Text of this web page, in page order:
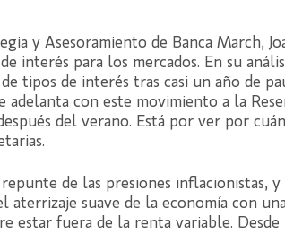
y Asesoramiento de Banca March,
interés para los mercados. En su
de tipos de interés tras casi un año de
adelanta con este movimiento a la
del verano. Está por ver por
de las presiones inflacionistas,
aterrizaje suave de la economía con
estar fuera de la renta variable. Desde